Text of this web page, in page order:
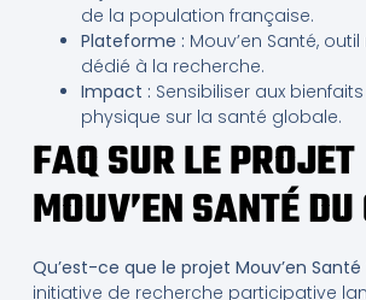
de la population française.
Plateforme : Mouv’en Santé,
dédié à la recherche.
Impact : Sensibiliser aux
physique sur la santé globale.
FAQ SUR LE PROJET
MOUV’EN SANTÉ
Qu’est-ce que le projet Mouv’en Santé
initiative de recherche participative